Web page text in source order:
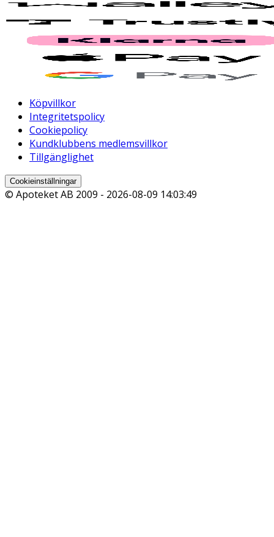
Köpvillkor
Integritetspolicy
Cookiepolicy
Kundklubbens medlemsvillkor
Tillgänglighet
Cookieinställningar
© Apoteket AB 2009 - 2026-08-09 14:03:49